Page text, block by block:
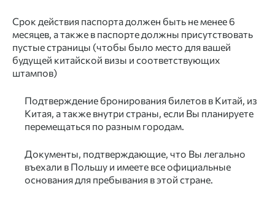
Срок действия паспорта должен быть не менее 6
месяцев, а также в паспорте должны присутствовать
пустые страницы (чтобы было место для вашей
будущей китайской визы и соответствующих
штампов)
Подтверждение бронирования билетов в Китай, из
Китая, а также внутри страны, если Вы планируете
перемещаться по разным городам.
Документы, подтверждающие, что Вы легально
въехали в Польшу и имеете все официальные
основания для пребывания в этой стране.